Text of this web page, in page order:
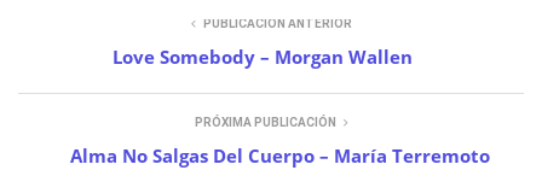
PUBLICACIÓN ANTERIOR
Love Somebody – Morgan Wallen
PRÓXIMA PUBLICACIÓN
Alma No Salgas Del Cuerpo – María Terremoto